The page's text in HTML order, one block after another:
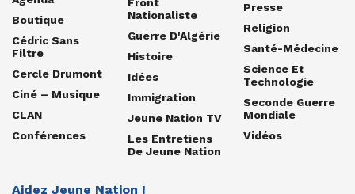
Boutique
Cédric Sans
Filtre
Cercle Drumont
Ciné – Musique
CLAN
Conférences
Nationaliste
Guerre D'Algérie
Histoire
Idées
Immigration
Jeune Nation TV
Les Entretiens
De Jeune Nation
Presse
Religion
Santé-Médecine
Science Et
Technologie
Seconde Guerre
Mondiale
Vidéos
Aidez Jeune Nation !